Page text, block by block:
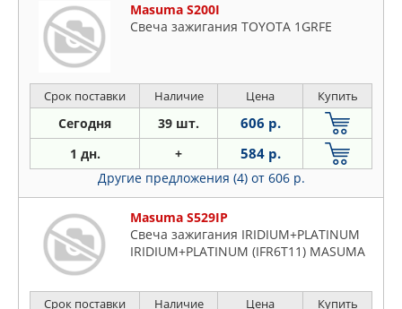
Masuma S200I
Свеча зажигания TOYOTA 1GRFE
Срок поставки Наличие Цена Купить
Сегодня 39 шт. 606 р.
1 дн. + 584 р.
Другие предложения (4) от 606 р.
Masuma S529IP
Свеча зажигания IRIDIUM+PLATINUM
IRIDIUM+PLATINUM (IFR6T11) MASUMA
Срок поставки Наличие Цена Купить